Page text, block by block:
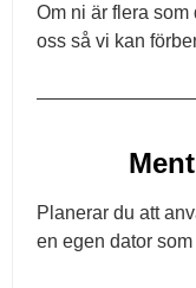
Om ni är flera
oss så vi kan
Planerar du att
en egen dator